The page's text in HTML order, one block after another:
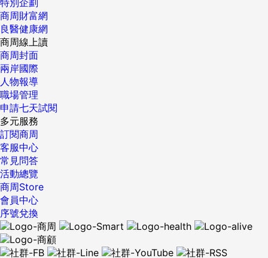
商周財富網
良醫健康網
商周線上讀
商周封面
兩岸國際
人物報導
職場管理
申請七天試閱
多元服務
訂閱商周
客服中心
常見問答
活動總覽
商周Store
會員中心
序號兌換